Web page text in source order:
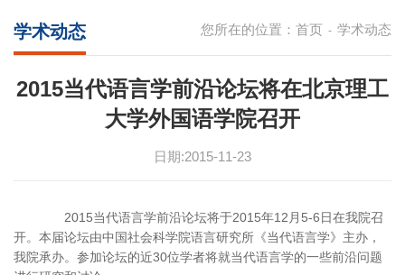
您所在的位置： 首页 - 学术动态
学术动态
2015当代语言学前沿论坛将在北京理工
大学外国语学院召开
日期:2015-11-23
2015当代语言学前沿论坛将于2015年12月5-6日在我院召
开。本届论坛由中国社会科学院语言研究所《当代语言学》主办，
我院承办。参加论坛的近30位学者将就当代语言学的一些前沿问题